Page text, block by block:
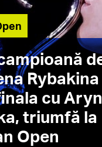
Rybakina
cu
triumfă la
Open